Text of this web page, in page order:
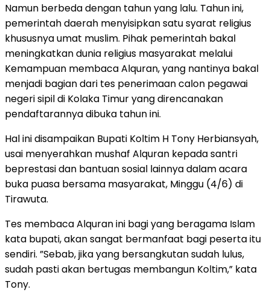
Namun berbeda dengan tahun yang lalu. Tahun ini,
pemerintah daerah menyisipkan satu syarat religius
khususnya umat muslim. Pihak pemerintah bakal
meningkatkan dunia religius masyarakat melalui
Kemampuan membaca Alquran, yang nantinya bakal
menjadi bagian dari tes penerimaan calon pegawai
negeri sipil di Kolaka Timur yang direncanakan
pendaftarannya dibuka tahun ini.
Hal ini disampaikan Bupati Koltim H Tony Herbiansyah,
usai menyerahkan mushaf Alquran kepada santri
beprestasi dan bantuan sosial lainnya dalam acara
buka puasa bersama masyarakat, Minggu (4/6) di
Tirawuta.
Tes membaca Alquran ini bagi yang beragama Islam
kata bupati, akan sangat bermanfaat bagi peserta itu
sendiri. ”Sebab, jika yang bersangkutan sudah lulus,
sudah pasti akan bertugas membangun Koltim,” kata
Tony.